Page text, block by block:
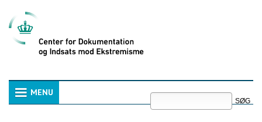
Videre
til
indhold
MENU
Navigation